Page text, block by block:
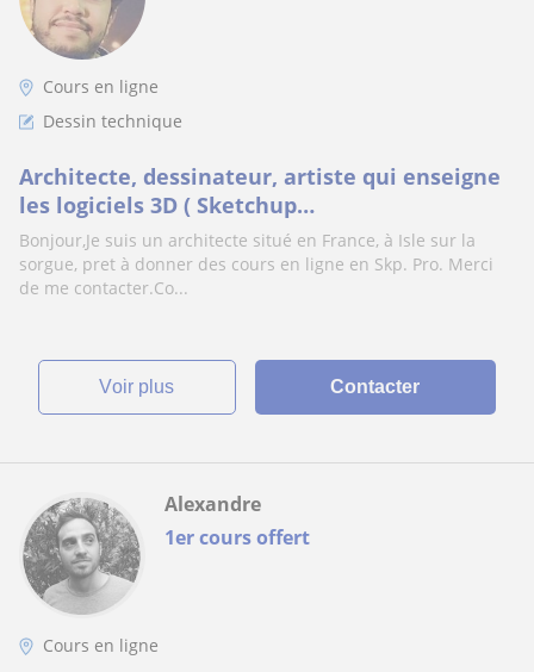
Cours en ligne
Dessin technique
Architecte, dessinateur, artiste qui enseigne
les logiciels 3D ( Sketchup
Pro/Autocad/Techniques de dessin pour les
débutants )
Bonjour,Je suis un architecte situé en France, à Isle sur la
sorgue, pret à donner des cours en ligne en Skp. Pro. Merci
de me contacter.Co...
voir plus Contacter
1er cours offert
Alexandre
Cours en ligne